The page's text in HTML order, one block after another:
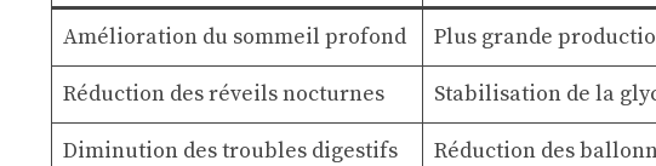
Amélioration du sommeil profond Plus grande
Réduction des réveils nocturnes Stabilisation de la
Diminution des troubles digestifs Réduction des